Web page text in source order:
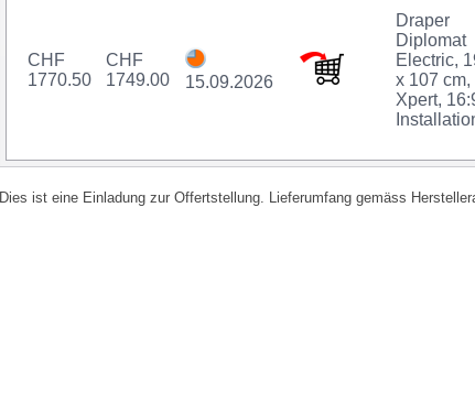
CHF
1770.50
CHF
1749.00
15.09.2026
Draper
Diplomat
Electric,
x 107 cm,
Xpert,
Dies ist eine Einladung zur Offertstellung. Lieferumfang gemäss